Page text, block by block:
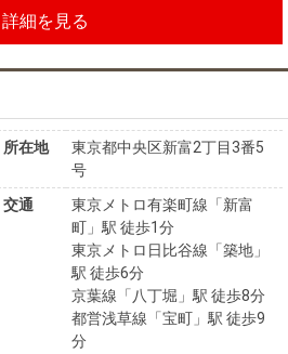
詳細を見る
所在地
東京都中央区新富2丁目3番5
号
交通
東京メトロ有楽町線「新富
町」駅 徒歩1分
東京メトロ日比谷線「築地」
駅 徒歩6分
京葉線「八丁堀」駅 徒歩8分
都営浅草線「宝町」駅 徒歩9
分